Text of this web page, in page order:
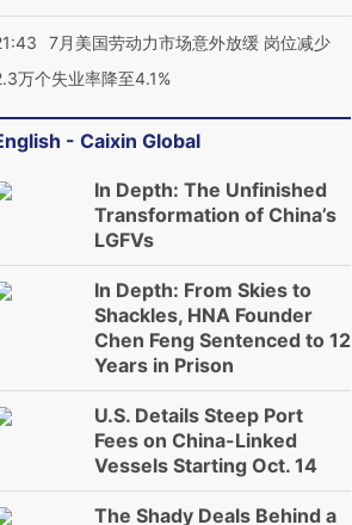
7月美国劳动力市场意外放缓 岗位减少
万个失业率降至4.1%
- Caixin Global
In Depth: The Unfinished
Transformation of China’s
LGFVs
In Depth: From Skies to
Shackles, HNA Founder
Chen Feng Sentenced to 12
Years in Prison
U.S. Details Steep Port
Fees on China-Linked
Vessels Starting Oct. 14
The Shady Deals Behind a